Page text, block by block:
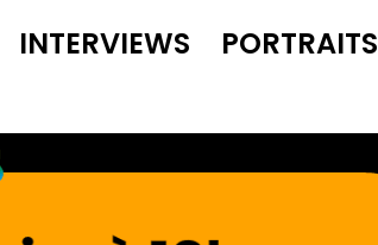
INTERVIEWS PORTRAITS